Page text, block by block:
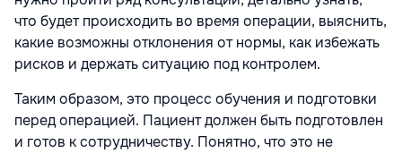
что будет происходить во время операции, выяснить,
какие возможны отклонения от нормы, как избежать
рисков и держать ситуацию под контролем.
Таким образом, это процесс обучения и подготовки
перед операцией. Пациент должен быть подготовлен
и готов к сотрудничеству. Понятно, что это не